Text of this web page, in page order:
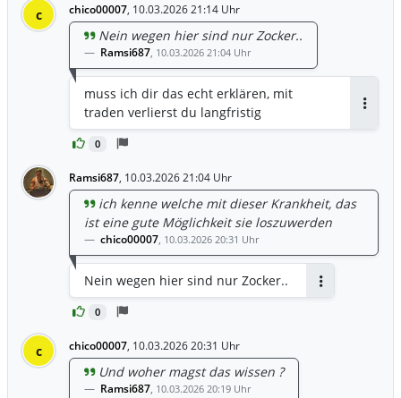
c chico00007, 10.03.2026 21:14 Uhr
0
Nein wegen hier sind nur Zocker..
Ramsi687, 10.03.2026 21:04 Uhr
muss ich dir das echt erklären, mit
traden verlierst du langfristig
Ramsi687, 10.03.2026 21:04 Uhr
0
ich kenne welche mit dieser Krankheit, das
ist eine gute Möglichkeit sie loszuwerden
chico00007, 10.03.2026 20:31 Uhr
Nein wegen hier sind nur Zocker..
c chico00007, 10.03.2026 20:31 Uhr
Und woher magst das wissen ?
Ramsi687, 10.03.2026 20:19 Uhr